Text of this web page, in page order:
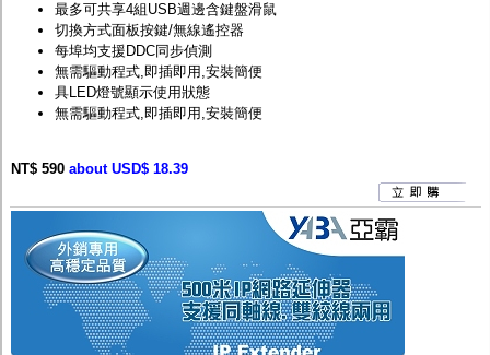
最多可共享4組USB週邊含鍵盤滑鼠
切換方式面板按鍵/無線遙控器
每埠均支援DDC同步偵測
無需驅動程式,即插即用,安裝簡便
具LED燈號顯示使用狀態
無需驅動程式,即插即用,安裝簡便
NT$ 590 about USD$ 18.39